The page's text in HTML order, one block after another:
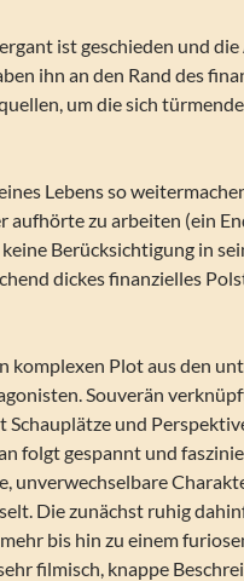
ist geschieden und
ihn an den Rand des
um die sich
Lebens so
aufhörte zu arbeiten (ein
Berücksichtigung in
dickes finanzielles
komplexen Plot aus den
Souverän
Schauplätze und
folgt gespannt und
unverwechselbare
Die zunächst ruhig
bis hin zu einem
filmisch, knappe